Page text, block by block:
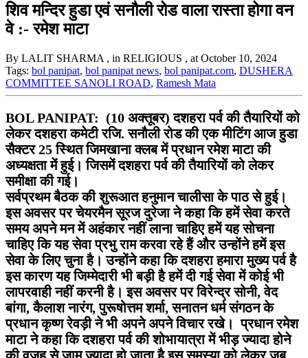
शिव मन्दिर हुडा एवं सनौली रोड वाला रास्ता होगा वन
वे :- रमेश माटा
By LALIT SHARMA , in RELIGIOUS , at October 10, 2024
Tags: bol panipat, bol panipat news, bol panipat.com, DUSHERA
COMMITTEE SANOLI ROAD, Ramesh Mata
BOL PANIPAT: (10 अक्तूबर) दशहरा पर्व की तैयारियों को
लेकर दशहरा कमेटी रजि. सनौली रोड की एक मीटिंग आज हुडा
सैक्टर 25 स्थित जिमखाना क्लब में प्रधान रमेश माटा की
अध्यक्षता में हुई। जिसमें दशहरा पर्व की तैयारियों को लेकर
समीक्षा की गई।
सर्वप्रथम बैठक की शुरूआत हनुमान चालीसा के पाठ से हुई।
इस अवसर पर चेयरमैन सूरज दुरेजा ने कहा कि हमें सेवा करते
समय अपने मन में अहंकार नहीं लाना चाहिए हमें यह सोचना
चाहिए कि यह सेवा प्रभु राम करवा रहे हैं और उन्होंने हमें इस
सेवा के लिए चुना है। उन्होंने कहा कि दशहरा हमारा मुख्य पर्व है
इस कारण यह जिम्मेदारी भी बड़ी है हमें दी गई सेवा में कोई भी
लापरवाही नहीं करनी है। इस अवसर पर विरेन्द्र सोनी, वेद
बांगा, कैलाश नारंग, पुरूषोत्तम शर्मा, सनातन धर्म संगठन के
प्रधान कृष्ण रेवड़ी ने भी अपने अपने विचार रखे। प्रधान रमेश
माटा ने कहा कि दशहरा पर्व की शोभायात्रा में भीड़ ज्यादा होने